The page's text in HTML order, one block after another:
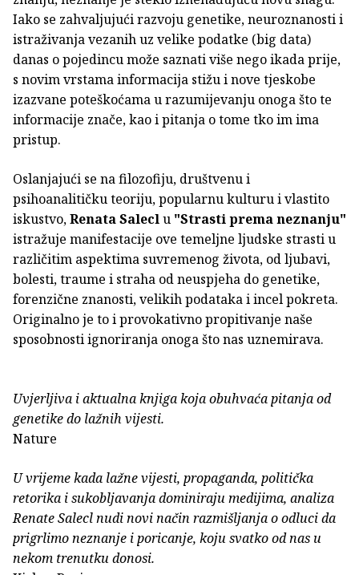
Iako se zahvaljujući razvoju genetike, neuroznanosti i
istraživanja vezanih uz velike podatke (big data)
danas o pojedincu može saznati više nego ikada prije,
s novim vrstama informacija stižu i nove tjeskobe
izazvane poteškoćama u razumijevanju onoga što te
informacije znače, kao i pitanja o tome tko im ima
pristup.
Oslanjajući se na filozofiju, društvenu i
psihoanalitičku teoriju, popularnu kulturu i vlastito
iskustvo,Renata Saleclu "Strasti prema neznanju"
istražuje manifestacije ove temeljne ljudske strasti u
različitim aspektima suvremenog života, od ljubavi,
bolesti, traume i straha od neuspjeha do genetike,
forenzične znanosti, velikih podataka i incel pokreta.
Originalno je to i provokativno propitivanje naše
sposobnosti ignoriranja onoga što nas uznemirava.
Uvjerljiva i aktualna knjiga koja obuhvaća pitanja od
genetike do lažnih vijesti.
Nature
U vrijeme kada lažne vijesti, propaganda, politička
retorika i sukobljavanja dominiraju medijima, analiza
Renate Salecl nudi novi način razmišljanja o odluci da
prigrlimo neznanje i poricanje, koju svatko od nas u
nekom trenutku donosi.